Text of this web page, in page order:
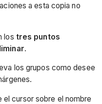
a esta copia no
los tres puntos
.
los grupos como desee
el cursor sobre el nombre